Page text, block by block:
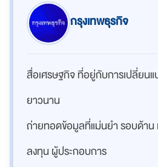
กรุงเทพธุรกิจ
สื่อเศรษฐกิจ ที่อยู่กับการเปลี่ยนแ
ยาวนาน
ถ่ายทอดข้อมูลที่แม่นยำ รอบด้าน
ลงทุน ผู้ประกอบการ